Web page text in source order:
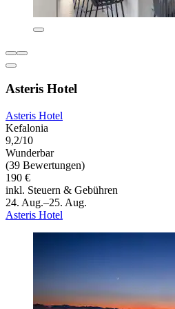
Asteris Hotel
Asteris Hotel
Kefalonia
9,2/10
Wunderbar
(39 Bewertungen)
190 €
inkl. Steuern & Gebühren
24. Aug.–25. Aug.
Asteris Hotel